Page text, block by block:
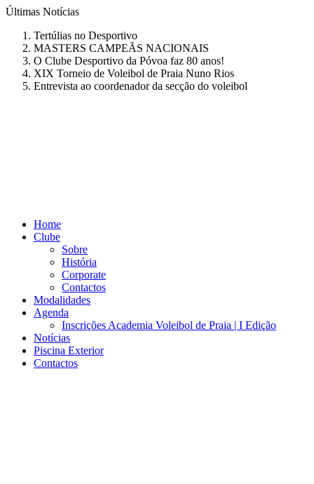
Últimas Notícias
Tertúlias no Desportivo
MASTERS CAMPEÃS NACIONAIS
O Clube Desportivo da Póvoa faz 80 anos!
XIX Torneio de Voleibol de Praia Nuno Rios
Entrevista ao coordenador da secção do voleibol
Home
Clube
Sobre
História
Corporate
Contactos
Modalidades
Agenda
Inscrições Academia Voleibol de Praia | I Edição
Notícias
Piscina Exterior
Contactos